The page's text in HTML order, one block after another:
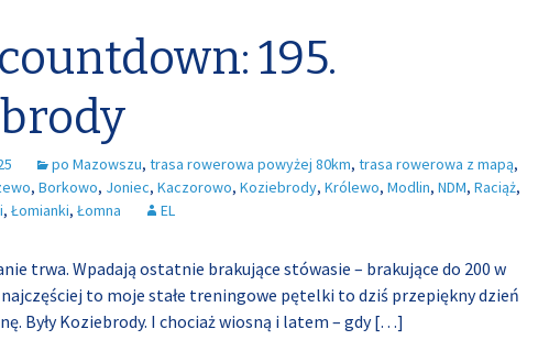
195.
po Mazowszu, trasa rowerowa powyżej 80km, trasa rowerowa z mapą,
, Borkowo, Joniec, Kaczorowo, Koziebrody, Królewo, Modlin, NDM, Raciąż,
, Łomianki, Łomna EL
trwa. Wpadają ostatnie brakujące stówasie – brakujące do 200 w
najczęściej to moje stałe treningowe pętelki to dziś przepiękny dzień
Były Koziebrody. I chociaż wiosną i latem – gdy[…]